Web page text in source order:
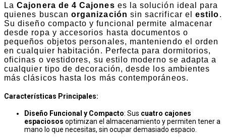
LaCajonera de 4 Cajones es la solución ideal para
quienes buscan organización sin sacrificar elestilo.
Su diseño compacto y funcional permite almacenar
desde ropa y accesorios hasta documentos o
pequeños objetos personales, manteniendo el orden
en cualquier habitación. Perfecta para dormitorios,
oficinas o vestidores, su estilo moderno se adapta a
cualquier tipo de decoración, desde los ambientes
más clásicos hasta los más contemporáneos.
Características Principales:
Diseño Funcional y Compacto: Sus cuatro cajones
espaciosos optimizan el almacenamiento y permiten tener a
mano lo que necesitas, sin ocupar demasiado espacio.